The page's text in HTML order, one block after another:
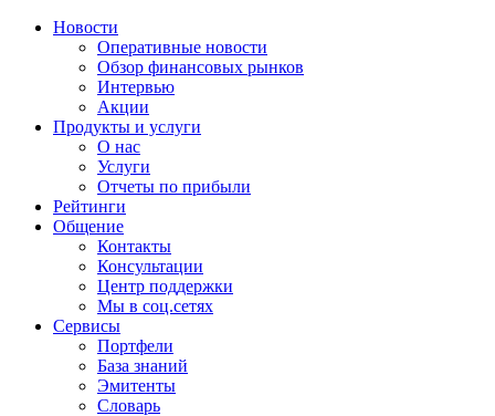
Новости
Оперативные новости
Обзор финансовых рынков
Интервью
Акции
Продукты и услуги
О нас
Услуги
Отчеты по прибыли
Рейтинги
Общение
Контакты
Консультации
Центр поддержки
Мы в соц.сетях
Сервисы
Портфели
База знаний
Эмитенты
Словарь